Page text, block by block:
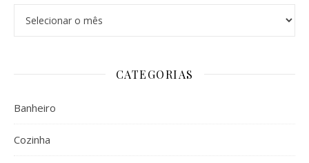
CATEGORIAS
Banheiro
Cozinha